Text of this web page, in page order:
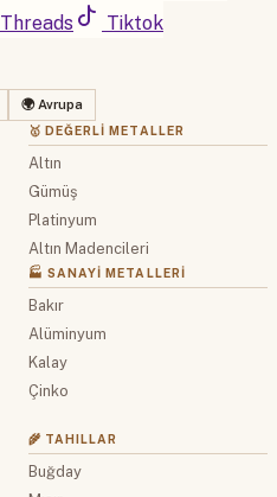
Threads
Tiktok
🌍 Avrupa
🥇 DEĞERLI METALLER
Altın
Gümüş
Platinyum
Altın Madencileri
🏭 SANAYI METALLERI
Bakır
Alüminyum
Kalay
Çinko
🌾 TAHILLAR
Buğday